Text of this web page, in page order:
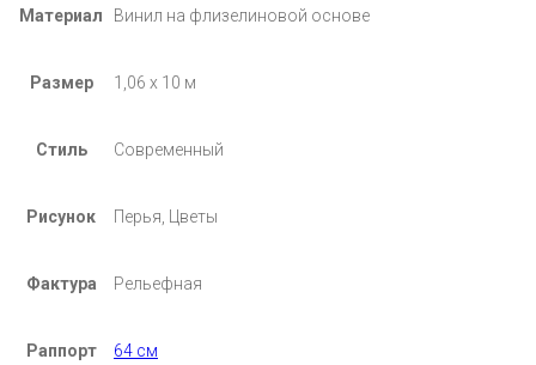
Материал Винил на флизелиновой основе
Размер 1,06 х 10 м
Стиль Современный
Рисунок Перья, Цветы
Фактура Рельефная
Раппорт 64 см